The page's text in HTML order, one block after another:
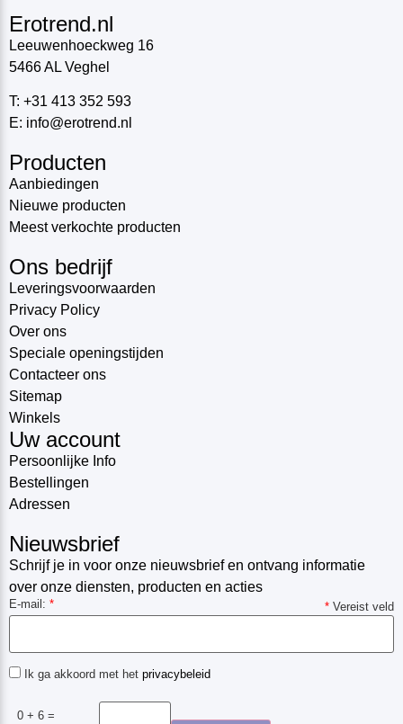
Erotrend.nl
Leeuwenhoeckweg 16
5466 AL Veghel
T: +31 413 352 593
E: info@erotrend.nl
Producten
Aanbiedingen
Nieuwe producten
Meest verkochte producten
Ons bedrijf
Leveringsvoorwaarden
Privacy Policy
Over ons
Speciale openingstijden
Contacteer ons
Sitemap
Winkels
Uw account
Persoonlijke Info
Bestellingen
Adressen
Nieuwsbrief
Schrijf je in voor onze nieuwsbrief en ontvang informatie
over onze diensten, producten en acties
* Vereist veld
E-mail: *
Ik ga akkoord met het privacybeleid
0 + 6 =